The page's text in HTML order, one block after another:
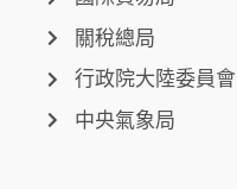
關稅總局
行政院大陸委員會
中央氣象局